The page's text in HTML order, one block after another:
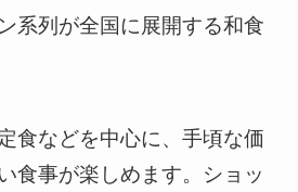
系列が全国に展開する和食
食などを中心に、手頃な価
食事が楽しめます。ショッ